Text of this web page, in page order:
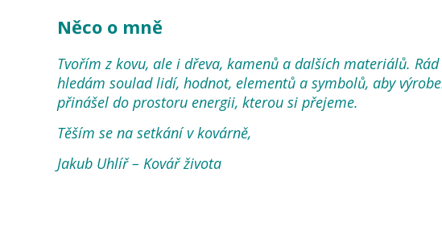
Něco o mně
Tvořím z kovu, ale i dřeva, kamenů a dalších materiálů. Rád
hledám soulad lidí, hodnot, elementů a symbolů, aby
přinášel do prostoru energii, kterou si přejeme.
Těším se na setkání v kovárně,
Jakub Uhlíř – Kovář života